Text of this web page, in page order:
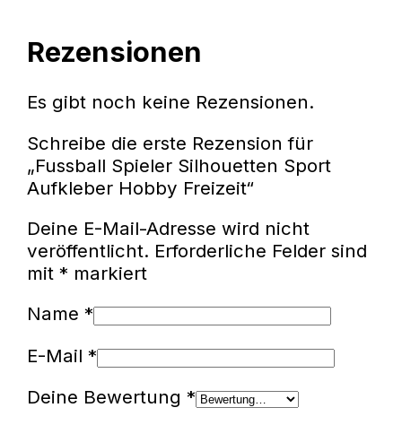
Rezensionen
Es gibt noch keine Rezensionen.
Schreibe die erste Rezension für
„Fussball Spieler Silhouetten Sport
Aufkleber Hobby Freizeit“
Deine E-Mail-Adresse wird nicht
veröffentlicht. Erforderliche Felder sind
mit * markiert
Name *
E-Mail *
Deine Bewertung *